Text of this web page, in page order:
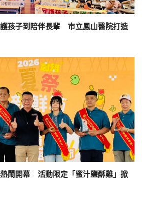
孩子到陪伴長輩 市立鳳山醫院打造
鬧開幕 活動限定「蜜汁鹽酥雞」掀